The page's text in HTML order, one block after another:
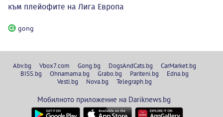
към плейофите на Лига Европа
gong
Abv.bg Vbox7.com Gong.bg DogsAndCats.bg
CarMarket.bg
BISS.bg
Ohnamama.bg Grabo.bg Pariteni.bg
Edna.bg
Vesti.bg
Nova.bg Telegraph.bg
Мобилното приложение на Dariknews.bg